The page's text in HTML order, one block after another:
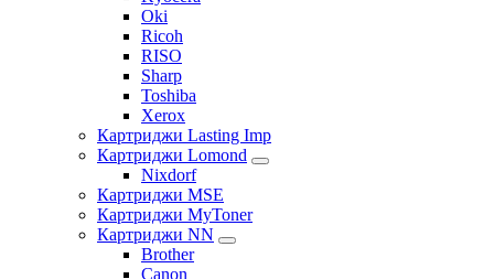
Oki
Ricoh
RISO
Sharp
Toshiba
Xerox
Картриджи Lasting Imp
Картриджи Lomond
Nixdorf
Картриджи MSE
Картриджи MyToner
Картриджи NN
Brother
Canon